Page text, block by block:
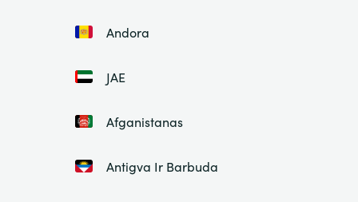
Andora
JAE
Afganistanas
Antigva Ir Barbuda